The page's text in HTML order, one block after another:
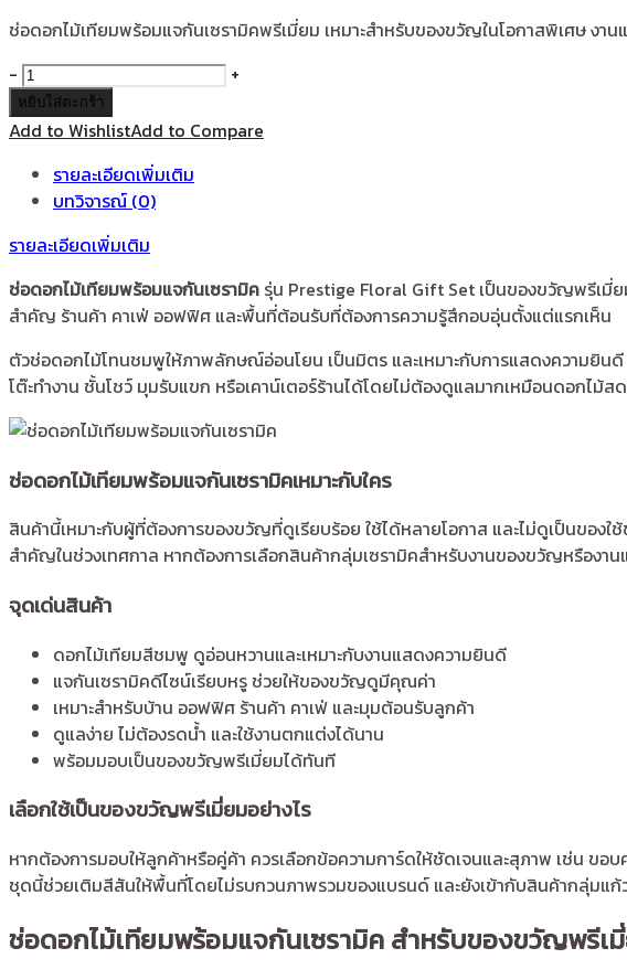
ช่อดอกไม้เทียมพร้อมแจกันเซรามิคพรีเมี่ยม เหมาะสำหรับของขวัญในโอกาสพิเศษ งา
- จำนวน
Prestige
Floral
Set
ช่อ
ดอกไม้
เทียม
พร้อม
แจกัน
สำหรับ
มอบ
ความ
ประทับ
ใจ
ใน
ทุก
โอกาส
ชิ้น
+
หยิบใส่ตะกร้า
Add to WishlistAdd to Compare
รายละเอียดเพิ่มเติม
บทวิจารณ์ (0)
รายละเอียดเพิ่มเติม
ช่อดอกไม้เทียมพร้อมแจกันเซรามิค รุ่น Prestige Floral Gift Set เป็นของขวัญพรีเมี่
สำคัญ ร้านค้า คาเฟ่ ออฟฟิศ และพื้นที่ต้อนรับที่ต้องการความรู้สึกอบอุ่นตั้งแต่แรกเห็น
ตัวช่อดอกไม้โทนชมพูให้ภาพลักษณ์อ่อนโยน เป็นมิตร และเหมาะกับการแสดงความยิ
โต๊ะทำงาน ชั้นโชว์ มุมรับแขก หรือเคาน์เตอร์ร้านได้โดยไม่ต้องดูแลมากเหมือนดอกไม้สด
ช่อดอกไม้เทียมพร้อมแจกันเซรามิคเหมาะกับใคร
สินค้านี้เหมาะกับผู้ที่ต้องการของขวัญที่ดูเรียบร้อย ใช้ได้หลายโอกาส และไม่ดูเป็นของ
สำคัญในช่วงเทศกาล หากต้องการเลือกสินค้ากลุ่มเซรามิคสำหรับงานของขวัญหรืองา
จุดเด่นสินค้า
ดอกไม้เทียมสีชมพู ดูอ่อนหวานและเหมาะกับงานแสดงความยินดี
แจกันเซรามิคดีไซน์เรียบหรู ช่วยให้ของขวัญดูมีคุณค่า
เหมาะสำหรับบ้าน ออฟฟิศ ร้านค้า คาเฟ่ และมุมต้อนรับลูกค้า
ดูแลง่าย ไม่ต้องรดน้ำ และใช้งานตกแต่งได้นาน
พร้อมมอบเป็นของขวัญพรีเมี่ยมได้ทันที
เลือกใช้เป็นของขวัญพรีเมี่ยมอย่างไร
หากต้องการมอบให้ลูกค้าหรือคู่ค้า ควรเลือกข้อความการ์ดให้ชัดเจนและสุภาพ เช่น ขอ
ชุดนี้ช่วยเติมสีสันให้พื้นที่โดยไม่รบกวนภาพรวมของแบรนด์ และยังเข้ากับสินค้ากลุ่มแก้
ช่อดอกไม้เทียมพร้อมแจกันเซรามิค สำหรับของขวัญพรีเ